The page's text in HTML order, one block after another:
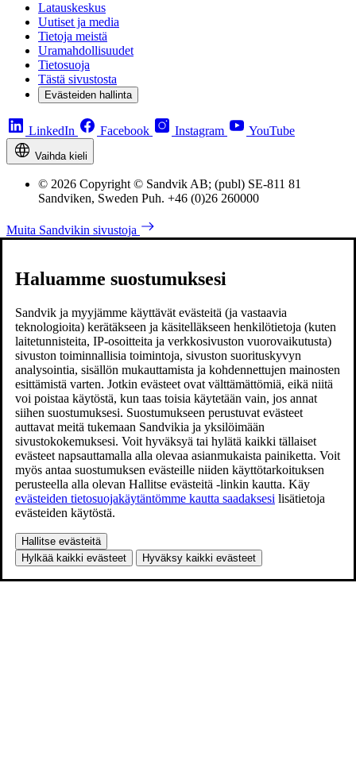
Latauskeskus
Uutiset ja media
Tietoja meistä
Uramahdollisuudet
Tietosuoja
Tästä sivustosta
Evästeiden hallinta
LinkedIn Facebook Instagram YouTube
Vaihda kieli
© 2026 Copyright © Sandvik AB; (publ) SE-811 81
Sandviken, Sweden Puh. +46 (0)26 260000
Muita Sandvikin sivustoja
Haluamme suostumuksesi
Sandvik ja myyjämme käyttävät evästeitä (ja vastaavia
teknologioita) kerätäkseen ja käsitelläkseen henkilötietoja (kuten
laitetunnisteita, IP-osoitteita ja verkkosivuston vuorovaikutusta)
sivuston toiminnallisia toimintoja, sivuston suorituskyvyn
analysointia, sisällön mukauttamista ja kohdennettujen mainosten
esittämistä varten. Jotkin evästeet ovat välttämättömiä, eikä niitä
voi poistaa käytöstä, kun taas toisia käytetään vain, jos annat
siihen suostumuksesi. Suostumukseen perustuvat evästeet
auttavat meitä tukemaan Sandvikia ja yksilöimään
sivustokokemuksesi. Voit hyväksyä tai hylätä kaikki tällaiset
evästeet napsauttamalla alla olevaa asianmukaista painiketta. Voit
myös antaa suostumuksen evästeille niiden käyttötarkoituksen
perusteella alla olevan Hallitse evästeitä -linkin kautta. Käy
evästeiden tietosuojakäytäntömme kautta saadaksesi lisätietoja
evästeiden käytöstä.
Hallitse evästeitä
Hylkää kaikki evästeet
Hyväksy kaikki evästeet